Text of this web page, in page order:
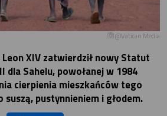
@Vatican Media
XIV zatwierdził nowy Statut
dla Sahelu, powołanej w 1984
cierpienia mieszkańców tego
pustynnieniem i głodem.